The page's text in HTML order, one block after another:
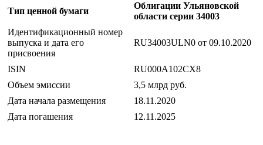
Тип ценной бумаги
Облигации Ульяновской
области серии 34003
Идентификационный номер
выпуска и дата его
присвоения
RU34003ULN0 от 09.10.2020
ISIN
RU000A102CX8
Объем эмиссии
3,5 млрд руб.
Дата начала размещения
18.11.2020
Дата погашения
12.11.2025